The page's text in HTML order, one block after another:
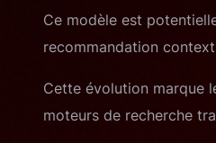
Ce modèle est
recommandation
Cette évolution marque
moteurs de recherche